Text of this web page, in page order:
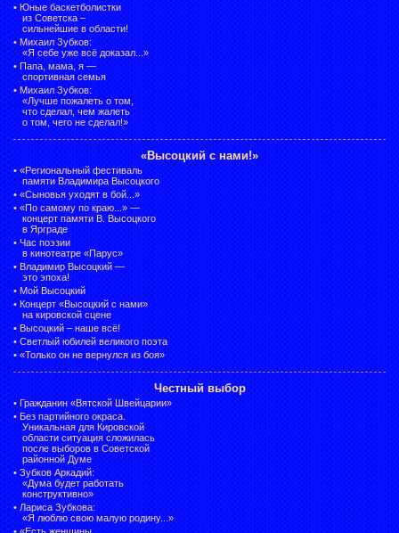
• Юные баскетболистки
из Советска –
сильнейшие в области!
• Михаил Зубков:
«Я себе уже всё доказал...»
• Папа, мама, я —
спортивная семья
• Михаил Зубков:
«Лучше пожалеть о том,
что сделал, чем жалеть
о том, чего не сделал!»
«Высоцкий с нами!»
• «Региональный фестиваль
памяти Владимира Высоцкого
• «Сыновья уходят в бой...»
• «По самому по краю...» —
концерт памяти В. Высоцкого
в Ярграде
• Час поэзии
в кинотеатре «Парус»
• Владимир Высоцкий —
это эпоха!
• Мой Высоцкий
• Концерт «Высоцкий с нами»
на кировской сцене
• Высоцкий – наше всё!
• Светлый юбилей великого поэта
• «Только он не вернулся из боя»
Честный выбор
• Гражданин «Вятской Швейцарии»
• Без партийного окраса.
Уникальная для Кировской
области ситуация сложилась
после выборов в Советской
районной Думе
• Зубков Аркадий:
«Дума будет работать
конструктивно»
• Лариса Зубкова:
«Я люблю свою малую родину...»